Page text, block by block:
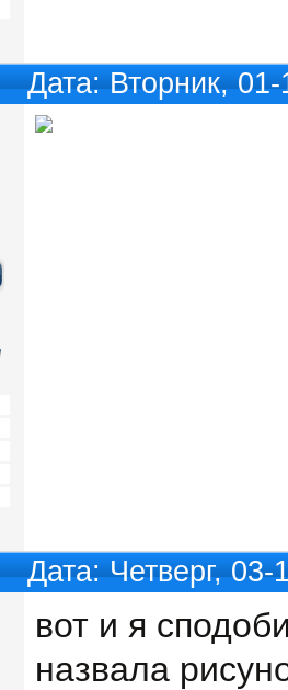
Дата: Вторник,
Дата: Четверг,
вот и я
назвала